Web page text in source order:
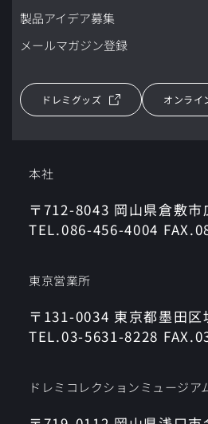
製品アイデア募集
メールマガジン登録
ドレミグッズ オンライ
本社
〒712-8043 岡山県倉敷
TEL.086-456-4004
東京営業所
〒131-0034 東京都墨田
TEL.03-5631-8228
ドレミコレクションミュージア